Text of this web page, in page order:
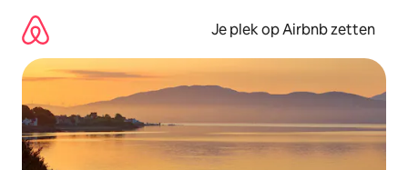
direct
naar
inhoud
Je plek op Airbnb zetten